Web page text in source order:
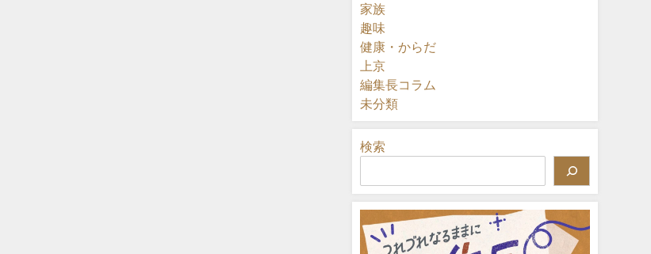
家族
趣味
健康・からだ
上京
編集長コラム
未分類
検索